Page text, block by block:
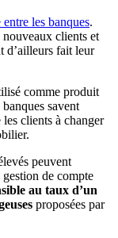
les banques.
clients et
d’ailleurs fait leur
comme produit
savent
clients à changer
peuvent
de compte
au taux d’un
proposées par